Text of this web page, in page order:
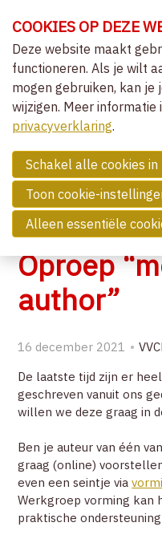
links
over
Spring
naar
de
navigatie
naar
de
inhoud
Oproep
author”
16 december 2021
De laatste tijd zijn er
geschreven vanuit ons
willen we deze graag in
Ben je auteur van één
graag (online)
even een seintje via
Werkgroep vorming kan
praktische
COOKIES OP DEZE
Deze website maakt
functioneren. Als je wilt
mogen gebruiken, kan je
wijzigen. Meer informatie
privacyverklaring.
Schakel alle cookies in
Toon cookie-
Alleen essentiële